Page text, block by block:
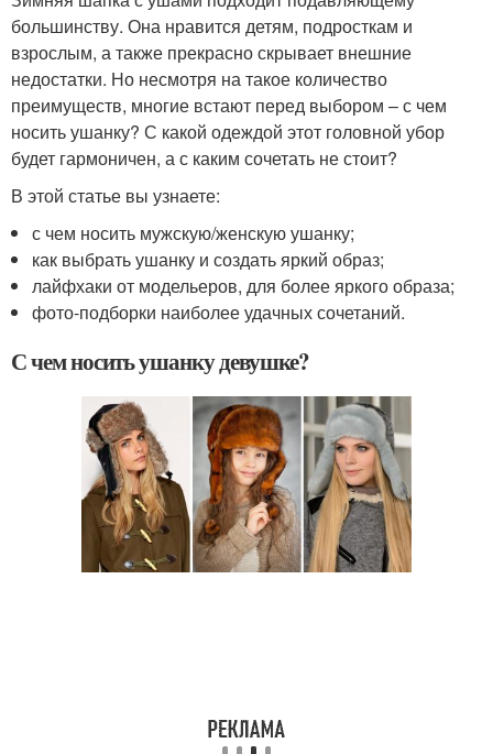
большинству. Она нравится детям, подросткам и
взрослым, а также прекрасно скрывает внешние
недостатки. Но несмотря на такое количество
преимуществ, многие встают перед выбором – с чем
носить ушанку? С какой одеждой этот головной убор
будет гармоничен, а с каким сочетать не стоит?
В этой статье вы узнаете:
с чем носить мужскую/женскую ушанку;
как выбрать ушанку и создать яркий образ;
лайфхаки от модельеров, для более яркого образа;
фото-подборки наиболее удачных сочетаний.
С чем носить ушанку девушке?